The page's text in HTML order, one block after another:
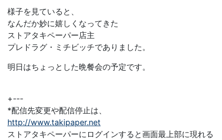
様子を見ていると、
なんだか妙に嬉しくなってきた
ストアタキペーパー店主
プレドラグ・ミチビッチでありました。
明日はちょっとした晩餐会の予定です。
+---
*配信先変更や配信停止は、
http://www.takipaper.net
ストアタキペーパーにログインすると画面最上部に現れる